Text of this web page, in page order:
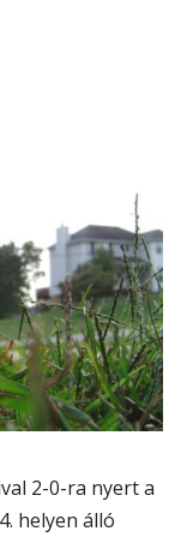
2-0-ra nyert a
helyen álló